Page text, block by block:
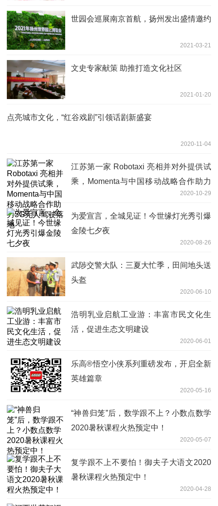
世园会巡展南京首航，扬州发出盛情邀约
2021-03-21
文史专家献策 助推打造文化社区
2021-01-20
点亮城市文化，“红谷戏剧”引领话剧新盛宴
2020-11-04
江苏第一家 Robotaxi 亮相并对外提供试
乘，Momenta与中国移动战略合作助力
2020-10-29
为爱宣言，全城见证！今世缘灯光秀引爆
金陵七夕夜
2020-08-26
武陟交警大队：三夏大忙季，田间地头送
头盔
2020-06-10
浩明乳业启航工业游：丰富市民文化生
活，促进生态文明建设
2020-06-01
乐高®悟空小侠系列重磅发布，开启全新
英雄篇章
2020-05-16
“神兽归笼”后，数学跟不上？小数点数学
2020暑秋课程火热预定中！
2020-05-07
复学跟不上不要怕！御夫子大语文2020
暑秋课程火热预定中！
2020-04-28